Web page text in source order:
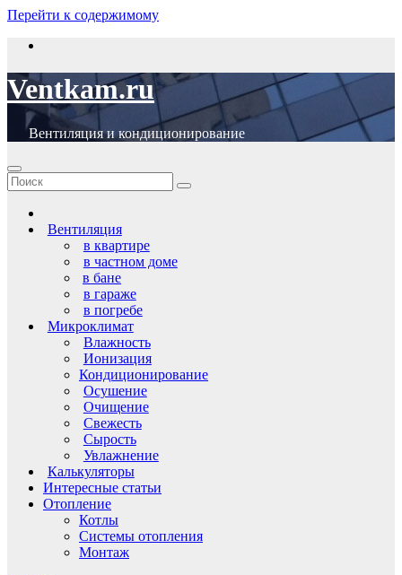
Перейти к содержимому
Ventkam.ru
Вентиляция и кондиционирование
Вентиляция
в квартире
в частном доме
в бане
в гараже
в погребе
Микроклимат
Влажность
Ионизация
Кондиционирование
Осушение
Очищение
Свежесть
Сырость
Увлажнение
Калькуляторы
Интересные статьи
Отопление
Котлы
Системы отопления
Монтаж